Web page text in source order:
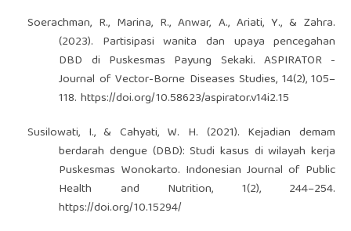
Soerachman, R., Marina, R., Anwar, A., Ariati, Y., & Zahra.
(2023). Partisipasi wanita dan upaya pencegahan
DBD di Puskesmas Payung Sekaki. ASPIRATOR -
Journal of Vector-Borne Diseases Studies, 14(2), 105–
118.https://doi.org/10.58623/aspirator.v14i2.15
Susilowati, I., & Cahyati, W. H. (2021). Kejadian demam
berdarah dengue (DBD): Studi kasus di wilayah kerja
Puskesmas Wonokarto. Indonesian Journal of Public
Health and Nutrition, 1(2), 244–254.
https://doi.org/10.15294/